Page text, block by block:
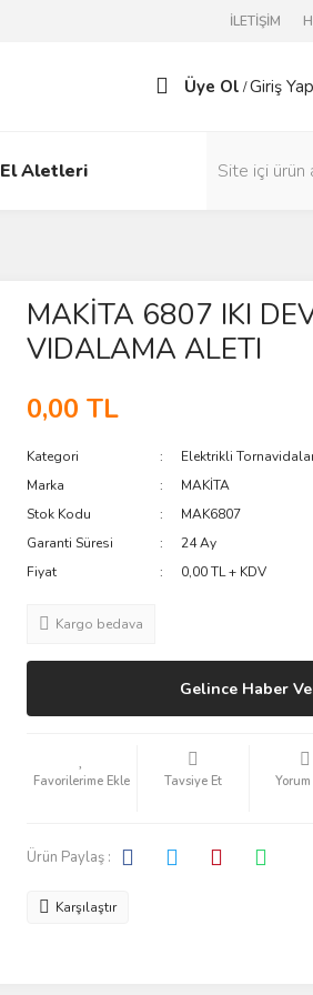
İLETİŞİM
Üye Ol /Giriş Yap
El Aletleri
MAKİTA 6807 IKI
VIDALAMA ALETI
0,00 TL
Kategori
Elektrikli
Marka
MAKİTA
Stok Kodu
MAK6807
Garanti Süresi
24 Ay
Fiyat
0,00 TL + KDV
Kargo bedava
Gelince Haber
Tavsiye Et
Ürün Paylaş :
Karşılaştır